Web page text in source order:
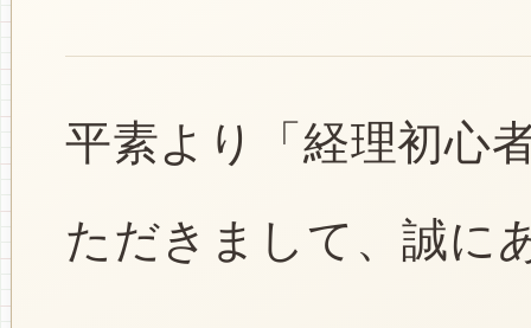
平素より「経理初心
ただきまして、誠に